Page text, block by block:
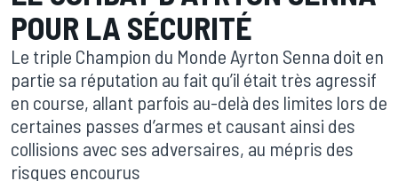
POUR LA SÉCURITÉ
Le triple Champion du Monde Ayrton Senna doit en
partie sa réputation au fait qu’il était très agressif
en course, allant parfois au-delà des limites lors de
certaines passes d’armes et causant ainsi des
collisions avec ses adversaires, au mépris des
risques encourus